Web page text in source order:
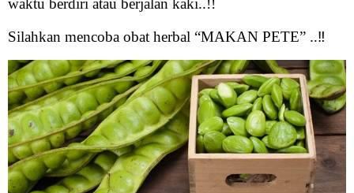
waktu berdiri atau berjalan kaki..!!
Silahkan mencoba obat herbal “MAKAN PETE” ..‼